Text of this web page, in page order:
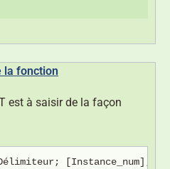
la fonction
est à saisir de la façon
Délimiteur; [Instance_num];